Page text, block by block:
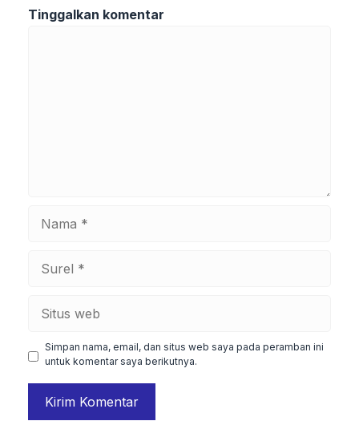
Tinggalkan komentar
Simpan nama, email, dan situs web saya pada peramban ini
untuk komentar saya berikutnya.